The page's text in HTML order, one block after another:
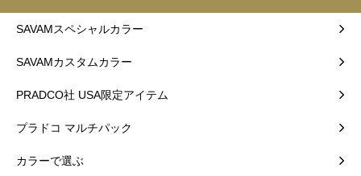
SAVAMスペシャルカラー
SAVAMカスタムカラー
PRADCO社 USA限定アイテム
プラドコ マルチパック
カラーで選ぶ